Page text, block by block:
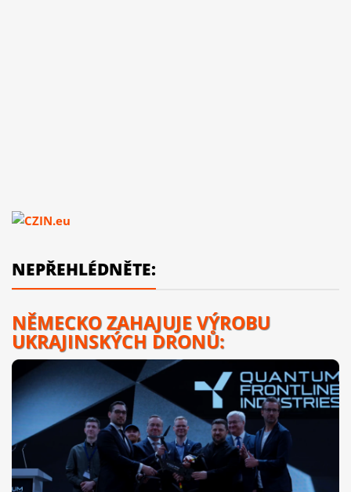
NEPŘEHLÉDNĚTE:
NĚMECKO ZAHAJUJE VÝROBU
UKRAJINSKÝCH DRONŮ: